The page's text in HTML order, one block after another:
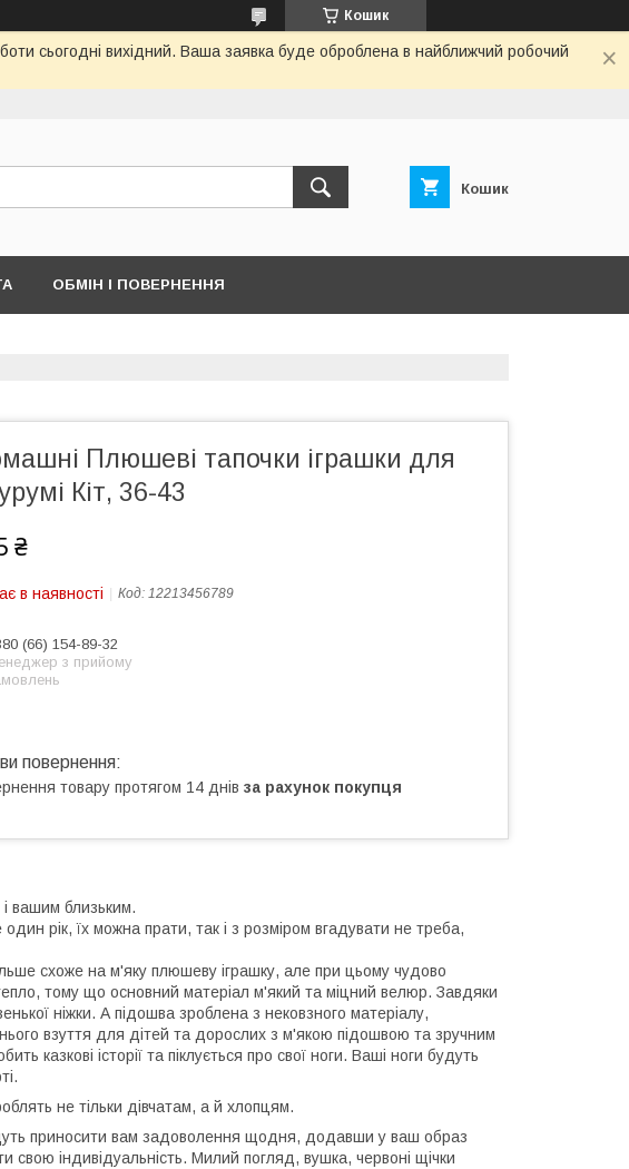
Кошик
сьогодні вихідний. Ваша заявка буде оброблена в найближчий робочий
Кошик
ОБМІН І ПОВЕРНЕННЯ
Плюшеві тапочки іграшки для
Кіт, 36-43
₴
в наявності Код: 12213456789
(66) 154-89-32
з прийому
товару протягом 14 днів за рахунок покупця
і вашим близьким.
рік, їх можна прати, так і з розміром вгадувати не треба,
схоже на м'яку плюшеву іграшку, але при цьому чудово
тому що основний матеріал м'який та міцний велюр. Завдяки
ніжки. А підошва зроблена з нековзного матеріалу,
взуття для дітей та дорослих з м'якою підошвою та зручним
казкові історії та піклується про свої ноги. Ваші ноги будуть
не тільки дівчатам, а й хлопцям.
приносити вам задоволення щодня, додавши у ваш образ
свою індивідуальність. Милий погляд, вушка, червоні щічки